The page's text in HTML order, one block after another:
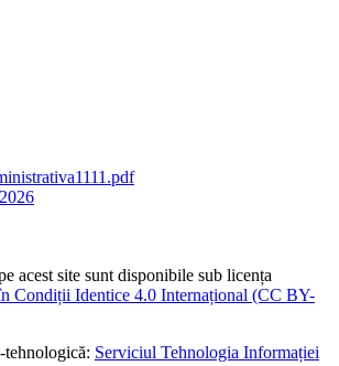
acest site sunt disponibile sub licența
Condiții Identice 4.0 Internațional (CC BY-
Serviciul Tehnologia Informației